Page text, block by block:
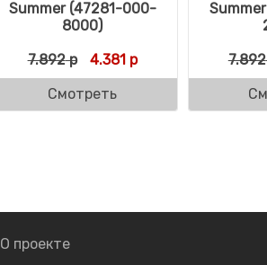
Summer (47281-000-
8000)
7.892р Первоначальная цена
4.381рТекущая цена:
Смотреть
7.892
О проекте